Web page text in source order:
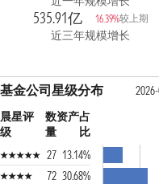
535.91亿 16.39%较上期
近三年规模增长
基金公司星级分布
晨星评
级
数
量
资产占
比
27 13.14%
72 30.68%